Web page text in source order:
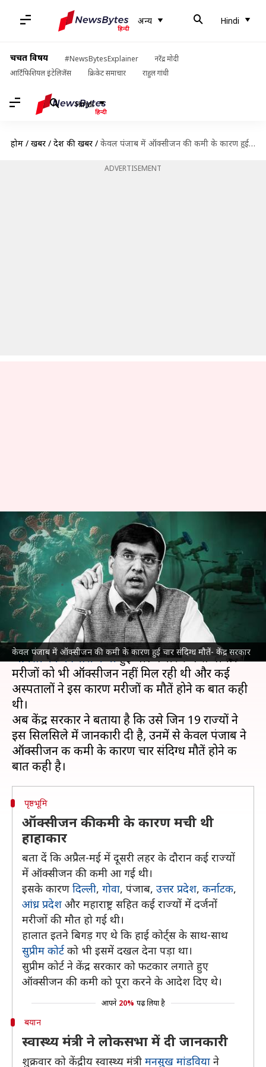
अन्य Hindi
चर्चित विषय #NewsBytesExplainer
नरेंद्र मोदी
आर्टिफिशियल इंटेलिजेंस
क्रिकेट समाचार राहुल गांधी
Hindi
होम / खबरें / देश की खबरें / केवल पंजाब में ऑक्सीजन की कमी के कारण हुई चार संदिग्ध मौतें- केंद्र सरकार
ADVERTISEMENT
केवल पंजाब में ऑक्सीजन की कमी के कारण हुई चार संदिग्ध मौतें- केंद्र सरकार
केवल पंजाब में ऑक्सीजन की कमी
के कारण हुई चार संदिग्ध मौतें- केंद्र
सरकार
लेखन प्रमोद कुमार Dec 03, 2021 04:38 pm
क्या है खबर?
कोरोना वायरस महामारी की दूसरी लहर के दौरान देश में
ऑक्सीजन की भारी कमीहुई थी। गंभीर रूप से बीमार
मरीजों को भी ऑक्सीजन नहीं मिल रही थी और कई
अस्पतालों ने इस कारण मरीजों की मौतें होने की बात कही
थी।
अब केंद्र सरकार ने बताया है कि उसे जिन 19 राज्यों ने
इस सिलसिले में जानकारी दी है, उनमें से केवल पंजाब ने
ऑक्सीजन की कमी के कारण चार संदिग्ध मौतें होने की
पृष्ठभूमि
ऑक्सीजन की कमी के कारण मची थी
हाहाकार
बता दें कि अप्रैल-मई में दूसरी लहर के दौरान कई राज्यों
में ऑक्सीजन की कमी आ गई थी।
इसके कारण दिल्ली, गोवा, पंजाब, उत्तर प्रदेश, कर्नाटक,
आंध्र प्रदेश और महाराष्ट्र सहित कई राज्यों में दर्जनों
मरीजों की मौत हो गई थी।
हालात इतने बिगड़ गए थे कि हाई कोर्ट्स के साथ-साथ
सुप्रीम कोर्ट को भी इसमें दखल देना पड़ा था।
सुप्रीम कोर्ट ने केंद्र सरकार को फटकार लगाते हुए
ऑक्सीजन की कमी को पूरा करने के आदेश दिए थे।
आपने 20% पढ़ लिया है
बयान
स्वास्थ्य मंत्री ने लोकसभा में दी जानकारी
शुक्रवार को केंद्रीय स्वास्थ्य मंत्री मनसुख मांडविया ने